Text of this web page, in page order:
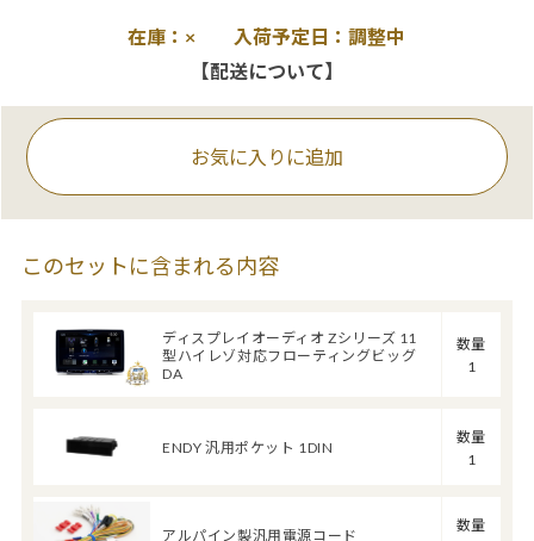
在庫：× 入荷予定日：調整中
【配送について】
お気に入りに追加
このセットに含まれる内容
ディスプレイオーディオ Zシリーズ 11
型ハイレゾ対応フローティングビッグ
DA
数量
1
ENDY 汎用ポケット 1DIN
数量
1
アルパイン製汎用電源コード
数量